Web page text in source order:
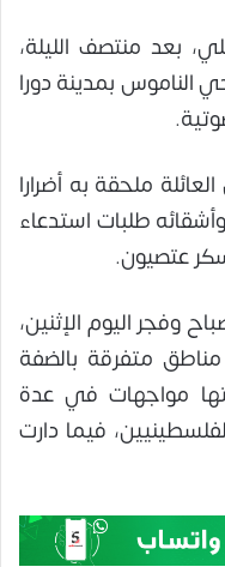
بعد منتصف الليلة،
الناموس بمدينة دورا
ملحقة به أضرارا
طلبات استدعاء
عتصيون.
وفجر اليوم الإثنين،
متفرقة بالضفة
مواجهات في عدة
فيما دارت